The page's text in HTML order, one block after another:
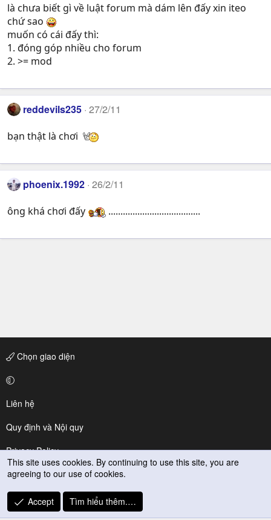
là chưa biết gì về luật forum mà dám lên đấy xin iteo
chứ sao
muốn có cái đấy thì:
1. đóng góp nhiều cho forum
2. >= mod
reddevils235 27/2/11
bạn thật là chơi
phoenix.1992 26/2/11
ông khá chơi đấy ......................................
Chọn giao diện
Liên hệ
Quy định và Nội quy
Privacy Policy
Trợ giúp
R
S
This site uses cookies. By continuing to use this site, you are
agreeing to our use of cookies.
Accept Tìm hiểu thêm.…